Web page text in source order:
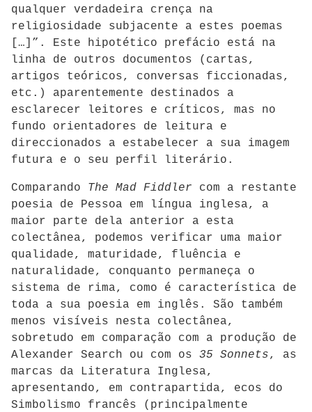
qualquer verdadeira crença na
religiosidade subjacente a estes poemas
[…]”. Este hipotético prefácio está na
linha de outros documentos (cartas,
artigos teóricos, conversas ficcionadas,
etc.) aparentemente destinados a
esclarecer leitores e críticos, mas no
fundo orientadores de leitura e
direccionados a estabelecer a sua imagem
futura e o seu perfil literário.
Comparando The Mad Fiddler com a restante
poesia de Pessoa em língua inglesa, a
maior parte dela anterior a esta
colectânea, podemos verificar uma maior
qualidade, maturidade, fluência e
naturalidade, conquanto permaneça o
sistema de rima, como é característica de
toda a sua poesia em inglês. São também
menos visíveis nesta colectânea,
sobretudo em comparação com a produção de
Alexander Search ou com os 35 Sonnets, as
marcas da Literatura Inglesa,
apresentando, em contrapartida, ecos do
Simbolismo francês (principalmente